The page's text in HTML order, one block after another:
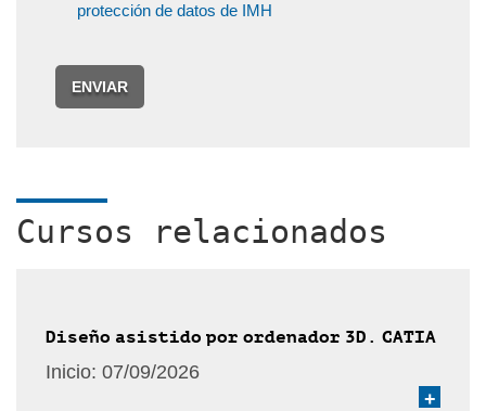
protección de datos de IMH
ENVIAR
Cursos relacionados
Diseño asistido por ordenador 3D. CATIA
Inicio: 07/09/2026
+